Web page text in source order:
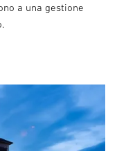
a una gestione